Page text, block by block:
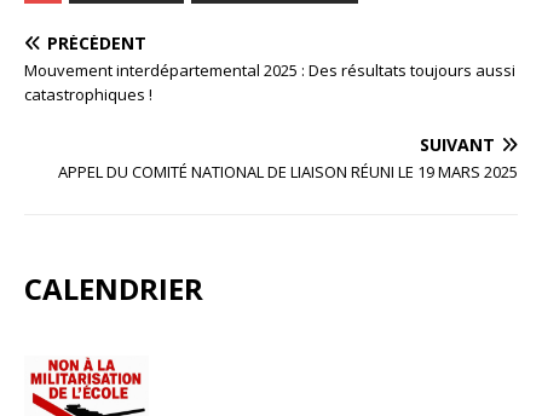
PRÉCÉDENT
Mouvement interdépartemental 2025 : Des résultats toujours aussi
catastrophiques !
SUIVANT
APPEL DU COMITÉ NATIONAL DE LIAISON RÉUNI LE 19 MARS 2025
CALENDRIER